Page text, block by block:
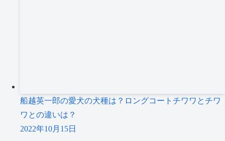
船越英一郎の愛犬の犬種は？ロングコートチワワとチワ
ワとの違いは？
2022年10月15日